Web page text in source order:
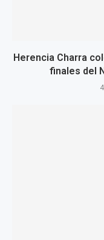
Herencia Charra
finales del